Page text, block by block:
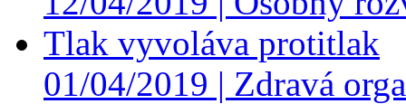
Tlak vyvoláva protitlak
01/04/2019 | Zdravá